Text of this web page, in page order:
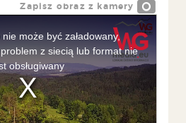
Zapisz obraz z kamery
nie może być załadowany,
z siecią lub format nie
obsługiwany